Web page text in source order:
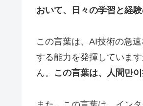
おいて、日々の学習と経
この言葉は、AI技術の急
する能力を発揮していま
ん。 この言葉は、人間만